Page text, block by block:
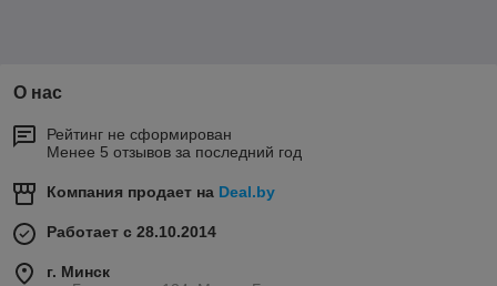
О нас
Рейтинг не сформирован
Менее 5 отзывов за последний год
Компания продает на Deal.by
Работает с 28.10.2014
г. Минск